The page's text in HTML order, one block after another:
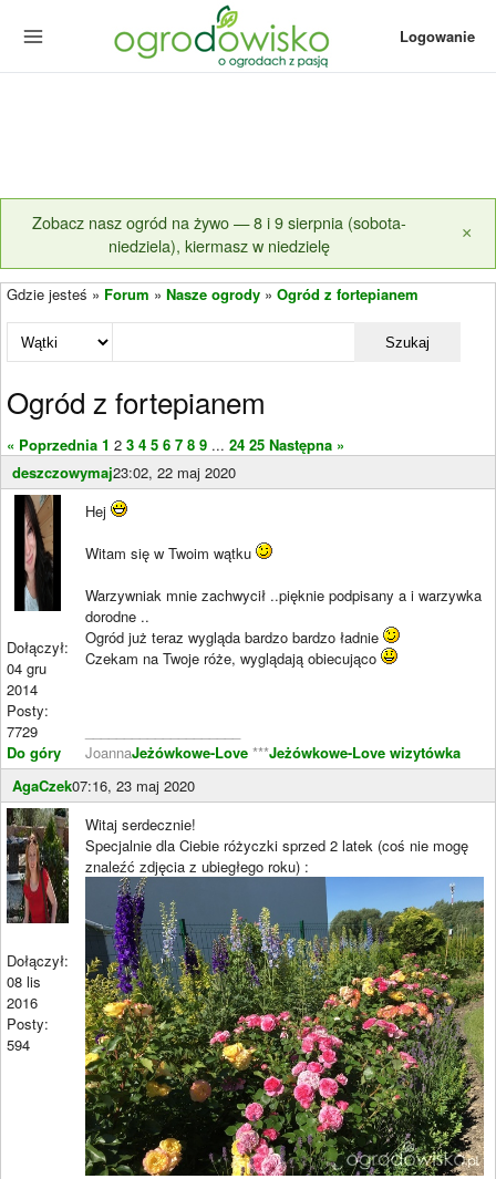
Logowanie
Zobacz nasz ogród na żywo — 8 i 9 sierpnia (sobota-
niedziela), kiermasz w niedzielę
×
Gdzie jesteś » Forum » Nasze ogrody » Ogród z fortepianem
Szukaj
Ogród z fortepianem
« Poprzednia 1 2 3 4 5 6 7 8 9 ... 24 25 Następna »
deszczowymaj23:02, 22 maj 2020
Dołączył:
04 gru
2014
Posty:
7729
Do góry
Hej
Witam się w Twoim wątku
Warzywniak mnie zachwycił ..pięknie podpisany a i warzywka
dorodne ..
Ogród już teraz wygląda bardzo bardzo ładnie
Czekam na Twoje róże, wyglądają obiecująco
JoannaJeżówkowe-Love ***Jeżówkowe-Love wizytówka
AgaCzek07:16, 23 maj 2020
Dołączył:
08 lis
2016
Posty:
594
Witaj serdecznie!
Specjalnie dla Ciebie różyczki sprzed 2 latek (coś nie mogę
znaleźć zdjęcia z ubiegłego roku) :